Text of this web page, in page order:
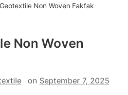
Non Woven Fakfak
Non Woven
on September 7, 2025